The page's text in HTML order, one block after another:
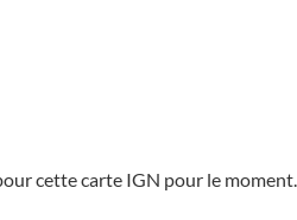
cette carte IGN pour le